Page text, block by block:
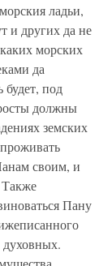
ладьи,
и других да не
морских
да
под
должны
земских
своим, и
Также
Пану